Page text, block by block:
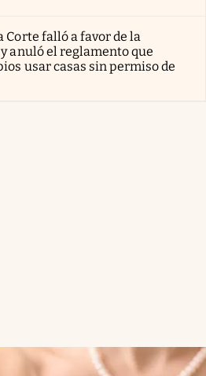
Corte falló a favor de la
anuló el reglamento que
usar casas sin permiso de